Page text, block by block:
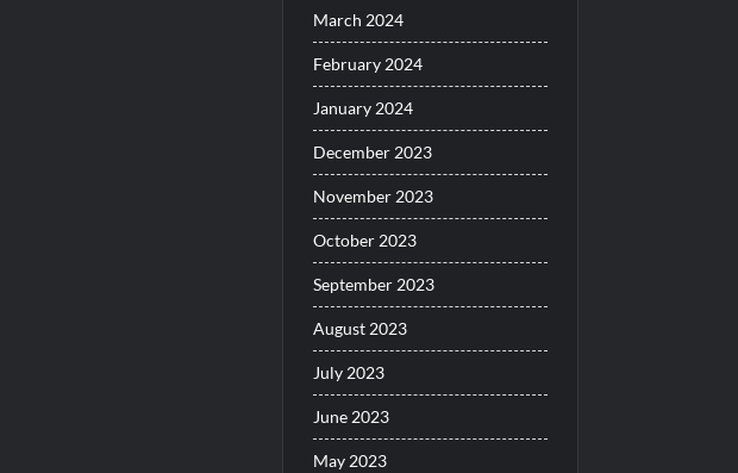
March 2024
February 2024
January 2024
December 2023
November 2023
October 2023
September 2023
August 2023
July 2023
June 2023
May 2023